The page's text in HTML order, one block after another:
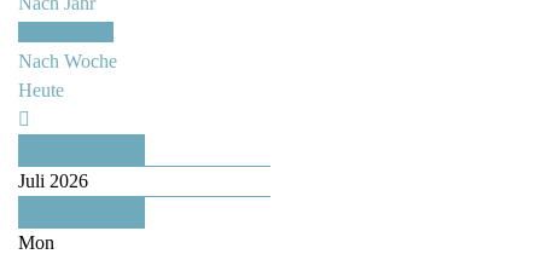
Nach Woche
Heute
Juli 2026
Mon